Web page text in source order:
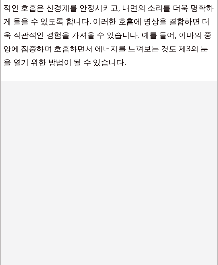
적인 호흡은 신경계를 안정시키고, 내면의 소리를 더욱 명확하
게 들을 수 있도록 합니다. 이러한 호흡에 명상을 결합하면 더
욱 직관적인 경험을 가져올 수 있습니다. 예를 들어, 이마의 중
앙에 집중하며 호흡하면서 에너지를 느껴보는 것도 제3의 눈
을 열기 위한 방법이 될 수 있습니다.